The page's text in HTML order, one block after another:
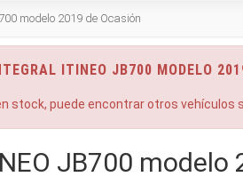
modelo 2019 de Ocasión
ITINEO JB700 MODELO
stock, puede encontrar otros
JB700 modelo